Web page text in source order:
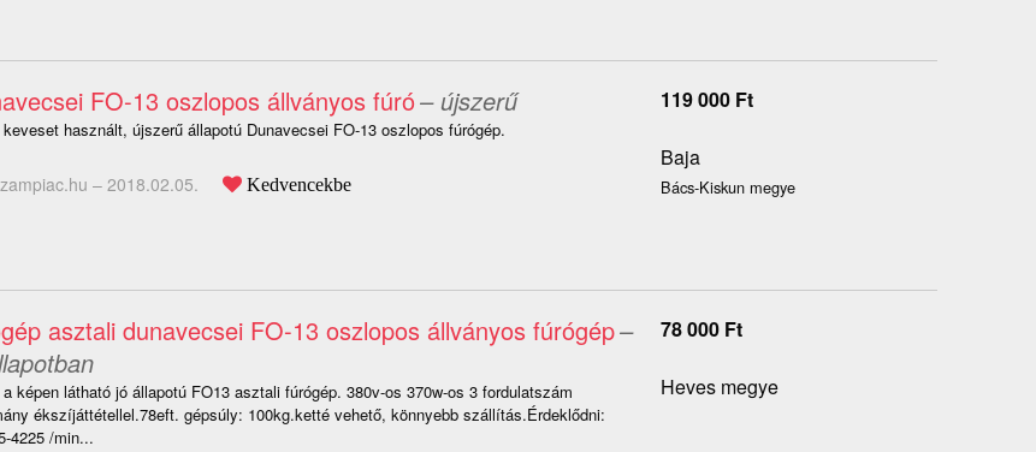
FO-13 oszlopos állványos fúró– újszerű
keveset használt, újszerű állapotú Dunavecsei FO-13 oszlopos fúrógép.
– 2018.02.05. Kedvencekbe
119 000 Ft
Baja
Bács-Kiskun megye
asztali dunavecsei FO-13 oszlopos állványos fúrógép–
a képen látható jó állapotú FO13 asztali fúrógép. 380v-os 370w-os 3 fordulatszám
ékszíjáttétellel.78eft. gépsúly: 100kg.ketté vehető, könnyebb szállítás.Érdeklődni:
4225 /min...
78 000 Ft
Heves megye